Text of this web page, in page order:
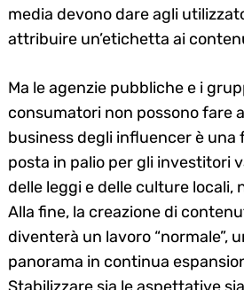
media devono dare agli
attribuire un’etichetta ai
Ma le agenzie pubbliche e i
consumatori non possono fare
business degli influencer è una
posta in palio per gli investitori
delle leggi e delle culture locali,
Alla fine, la creazione di
diventerà un lavoro “normale”,
panorama in continua